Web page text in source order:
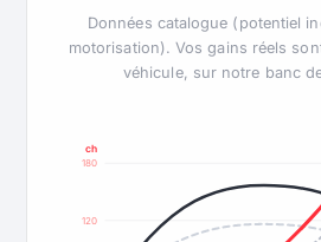
Données catalogue (potentiel
motorisation). Vos gains réels
véhicule, sur notre banc
120
180
ch